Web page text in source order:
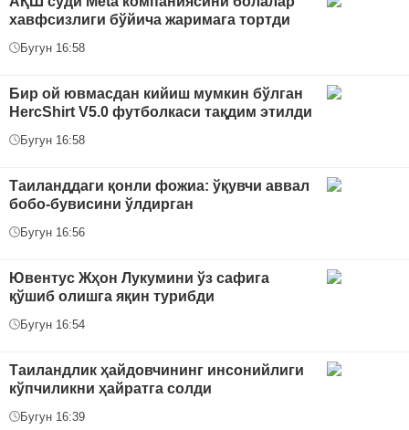
хавфсизлиги бўйича жаримага тортди
Бугун 16:58
Бир ой ювмасдан кийиш мумкин бўлган
HercShirt V5.0 футболкаси тақдим этилди
Бугун 16:58
Таиланддаги қонли фожиа: ўқувчи аввал
бобо-бувисини ўлдирган
Бугун 16:56
Ювентус Жҳон Лукумини ўз сафига
қўшиб олишга яқин турибди
Бугун 16:54
Таиландлик ҳайдовчининг инсонийлиги
кўпчиликни ҳайратга солди
Бугун 16:39